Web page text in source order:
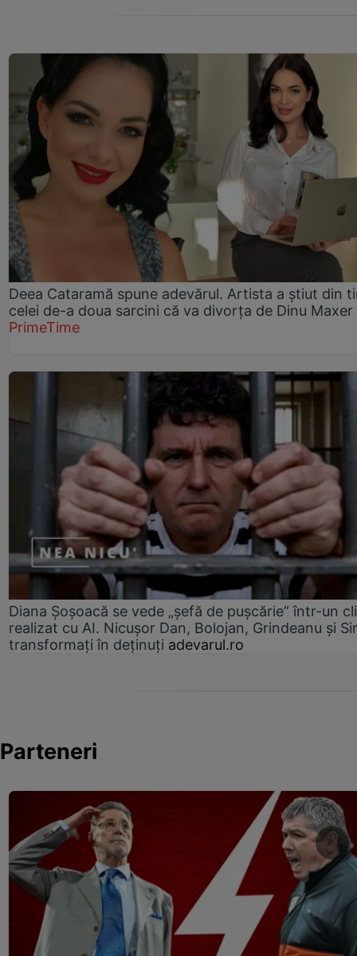
Deea Cataramă spune adevărul. Artista a știut din
celei de-a doua sarcini că va divorța de Dinu Maxer
PrimeTime
Diana Șoșoacă se vede „șefă de pușcărie” într-un
realizat cu AI. Nicușor Dan, Bolojan, Grindeanu și
transformați în deținuți adevarul.ro
Parteneri